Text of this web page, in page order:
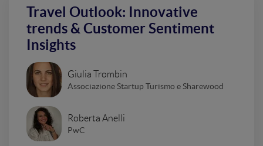
Travel Outlook: Innovative
trends & Customer Sentiment
Insights
Giulia Trombin
Associazione Startup Turismo e Sharewood
Roberta Anelli
PwC